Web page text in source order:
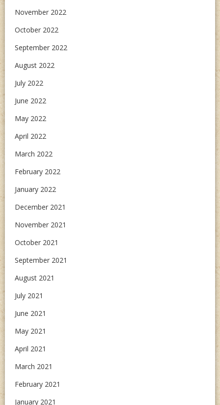
November 2022
October 2022
September 2022
August 2022
July 2022
June 2022
May 2022
April 2022
March 2022
February 2022
January 2022
December 2021
November 2021
October 2021
September 2021
August 2021
July 2021
June 2021
May 2021
April 2021
March 2021
February 2021
January 2021